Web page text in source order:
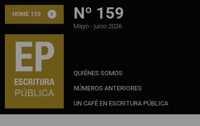
HOME 159 Nº 159
Mayo - junio 2026
QUIÉNES SOMOS
NÚMEROS ANTERIORES
UN CAFÉ EN ESCRITURA PÚBLICA